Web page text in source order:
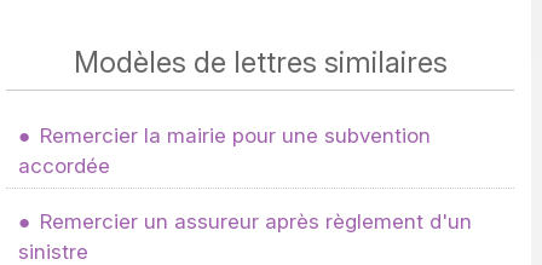
Modèles de lettres similaires
Remercier la mairie pour une subvention
accordée
Remercier un assureur après règlement d'un
sinistre